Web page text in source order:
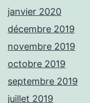
janvier 2020
décembre 2019
novembre 2019
octobre 2019
septembre 2019
juillet 2019